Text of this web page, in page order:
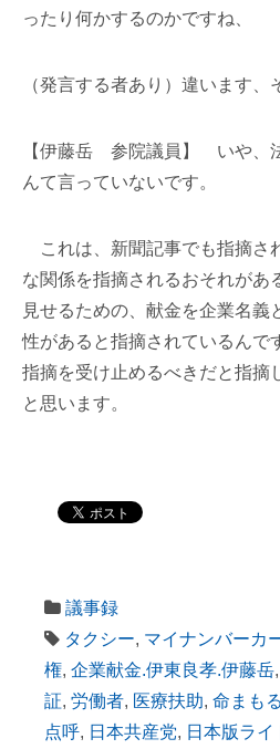
ったり何かするのかですね、
（発言する者あり）違います、
【伊藤岳 参院議員】 いや、
んて言っていないです。
これは、新聞記事でも指摘さ
な関係を指摘されるおそれがあ
見せるための、献金を企業名義
性があると指摘されているんで
指摘を受け止めるべきだと指摘
と思います。
議事録
タクシー, マイナンバーカ
権, 企業献金.伊東良孝.伊藤岳,
証, 労働者, 医療扶助, 命まもる
点呼, 日本共産党, 日本版ライ